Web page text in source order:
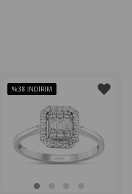
%38 İNDIRIM